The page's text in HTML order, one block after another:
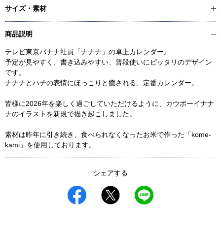
サイズ・素材
商品説明
テレビ東京バナナ社員「ナナナ」の卓上カレンダー。
予定が見やすく、書き込みやすい、普段使いにピッタリのデザイン
です。
ナナナとハチの表情にほっこりと癒される、定番カレンダー。
皆様に2026年を楽しく過ごしていただけるように、カウボーイナナ
ナのイラストを新規で描き起こしました。
素材は昨年に引き続き、食べられなくなったお米で作った「kome-
kami」を使用しております。
シェアする